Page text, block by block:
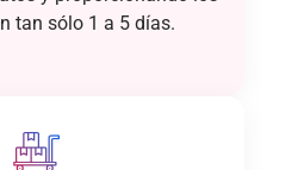
tan sólo 1 a 5 días.